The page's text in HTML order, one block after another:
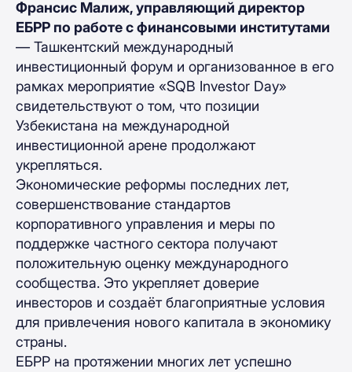
Франсис Малиж, управляющий директор
ЕБРР по работе с финансовыми институтами
— Ташкентский международный
инвестиционный форум и организованное в его
рамках мероприятие «SQB Investor Day»
свидетельствуют о том, что позиции
Узбекистана на международной
инвестиционной арене продолжают
укрепляться.
Экономические реформы последних лет,
совершенствование стандартов
корпоративного управления и меры по
поддержке частного сектора получают
положительную оценку международного
сообщества. Это укрепляет доверие
инвесторов и создаёт благоприятные условия
для привлечения нового капитала в экономику
страны.
ЕБРР на протяжении многих лет успешно